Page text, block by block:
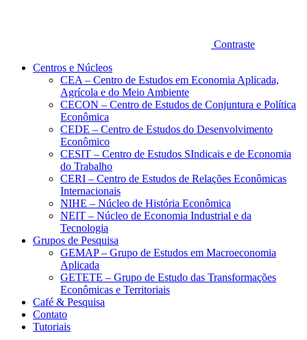
Contraste
Centros e Núcleos
CEA – Centro de Estudos em Economia Aplicada,
Agrícola e do Meio Ambiente
CECON – Centro de Estudos de Conjuntura e Política
Econômica
CEDE – Centro de Estudos do Desenvolvimento
Econômico
CESIT – Centro de Estudos SIndicais e de Economia
do Trabalho
CERI – Centro de Estudos de Relações Econômicas
Internacionais
NIHE – Núcleo de História Econômica
NEIT – Núcleo de Economia Industrial e da
Tecnologia
Grupos de Pesquisa
GEMAP – Grupo de Estudos em Macroeconomia
Aplicada
GETETE – Grupo de Estudo das Transformações
Econômicas e Territoriais
Café & Pesquisa
Contato
Tutoriais